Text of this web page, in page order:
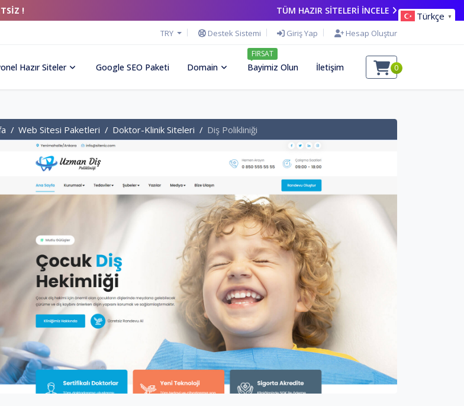
! TÜM HAZIR SİTELERİ İNCELE
TRY Destek Sistemi Giriş Yap Hesap Oluştur
Hazır Siteler Google SEO Paketi Domain
FIRSAT
Bayimiz Olun İletişim 0
Web Sitesi Paketleri Doktor-Klinik Siteleri Diş Polikliniği
Türkçe ▼